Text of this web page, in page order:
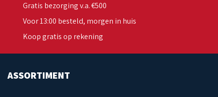
Gratis bezorging v.a. €500
Voor 13:00 besteld, morgen in huis
Koop gratis op rekening
ASSORTIMENT